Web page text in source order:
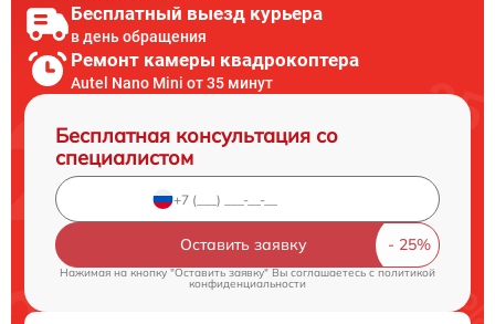
Бесплатный выезд курьера
в день обращения
Ремонт камеры квадрокоптера
Autel Nano Mini от 35 минут
Бесплатная консультация со
специалистом
Оставить заявку
Нажимая на кнопку "Оставить заявку" Вы соглашаетесь c политикой
конфиденциальности